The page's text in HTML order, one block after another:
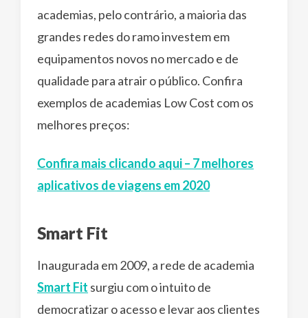
academias, pelo contrário, a maioria das
grandes redes do ramo investem em
equipamentos novos no mercado e de
qualidade para atrair o público. Confira
exemplos de academias Low Cost com os
melhores preços:
Confira mais clicando aqui – 7 melhores
aplicativos de viagens em 2020
Smart Fit
Inaugurada em 2009, a rede de academia
Smart Fit surgiu com o intuito de
democratizar o acesso e levar aos clientes